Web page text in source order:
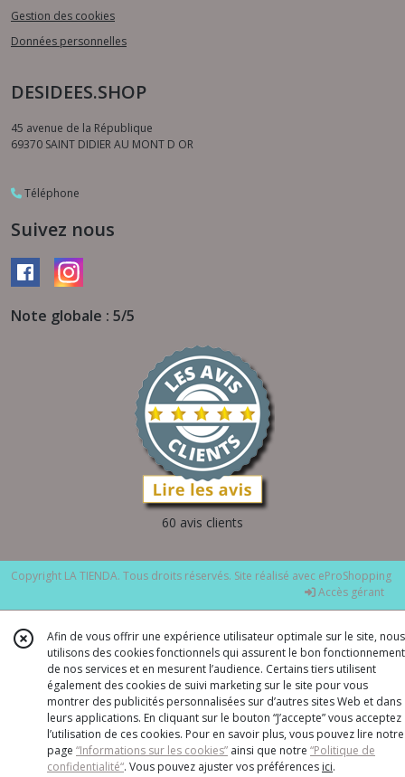
Gestion des cookies
Données personnelles
DESIDEES.SHOP
45 avenue de la République
69370 SAINT DIDIER AU MONT D OR
Téléphone
Suivez nous
Note globale : 5/5
60 avis clients
Copyright LA TIENDA. Tous droits réservés. Site réalisé avec eProShopping
Accès gérant
Afin de vous offrir une expérience utilisateur optimale sur le site, nous
utilisons des cookies fonctionnels qui assurent le bon fonctionnement
de nos services et en mesurent l’audience. Certains tiers utilisent
également des cookies de suivi marketing sur le site pour vous
montrer des publicités personnalisées sur d’autres sites Web et dans
leurs applications. En cliquant sur le bouton “J’accepte” vous acceptez
l’utilisation de ces cookies. Pour en savoir plus, vous pouvez lire notre
page “Informations sur les cookies” ainsi que notre “Politique de
confidentialité“. Vous pouvez ajuster vos préférences ici.